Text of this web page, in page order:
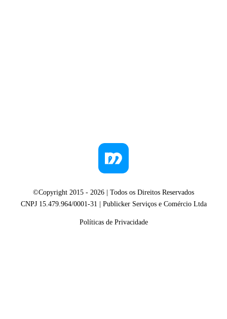
©Copyright 2015 - 2026 | Todos os Direitos Reservados
CNPJ 15.479.964/0001-31 | Publicker Serviços e Comércio Ltda
Políticas de Privacidade